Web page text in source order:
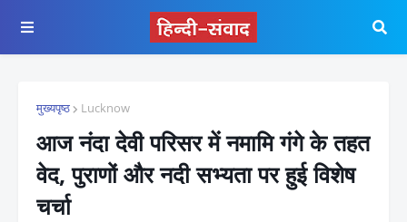
मुख्यपृष्ठ Lucknow
आज नंदा देवी परिसर में नमामि गंगे के तहत
वेद, पुराणों और नदी सभ्यता पर हुई विशेष
चर्चा